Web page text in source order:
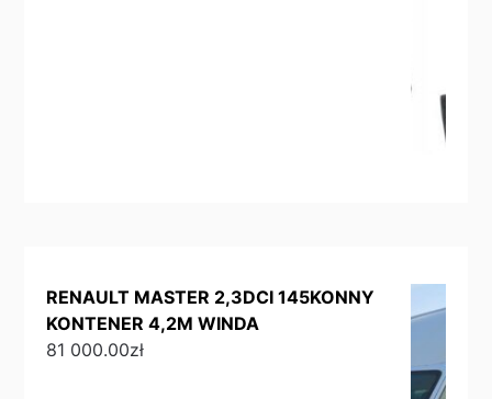
RENAULT MASTER 2,3DCI 145KONNY
KONTENER 4,2M WINDA
81 000.00zł